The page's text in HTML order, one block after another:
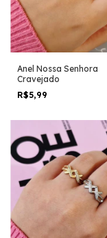
Anel Nossa Senhora
Cravejado
R$5,99